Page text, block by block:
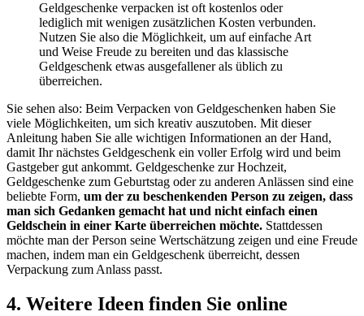
Geldgeschenke verpacken ist oft kostenlos oder
lediglich mit wenigen zusätzlichen Kosten verbunden.
Nutzen Sie also die Möglichkeit, um auf einfache Art
und Weise Freude zu bereiten und das klassische
Geldgeschenk etwas ausgefallener als üblich zu
überreichen.
Sie sehen also: Beim Verpacken von Geldgeschenken haben Sie
viele Möglichkeiten, um sich kreativ auszutoben. Mit dieser
Anleitung haben Sie alle wichtigen Informationen an der Hand,
damit Ihr nächstes Geldgeschenk ein voller Erfolg wird und beim
Gastgeber gut ankommt. Geldgeschenke zur Hochzeit,
Geldgeschenke zum Geburtstag oder zu anderen Anlässen sind eine
beliebte Form, um der zu beschenkenden Person zu zeigen, dass
man sich Gedanken gemacht hat und nicht einfach einen
Geldschein in einer Karte überreichen möchte. Stattdessen
möchte man der Person seine Wertschätzung zeigen und eine Freude
machen, indem man ein Geldgeschenk überreicht, dessen
Verpackung zum Anlass passt.
4. Weitere Ideen finden Sie online